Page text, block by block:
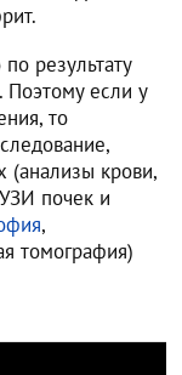
результату
Поэтому если у
то
(анализы крови,
почек и
,
томография)